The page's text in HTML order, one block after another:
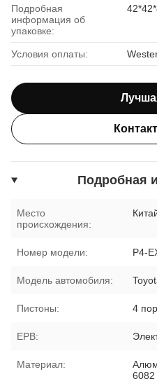
Подробная
информация об
упаковке:
Условия оплаты:
Подробная
Место
происхождения:
Номер модели: P4-
Модель автомобиля:
Пистоны: 4
EPB:
Материал:
6082